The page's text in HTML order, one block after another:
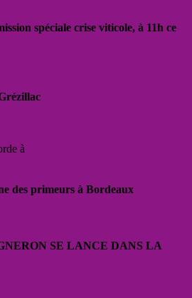
spéciale crise viticole, à 11h ce
à
des primeurs à Bordeaux
SE LANCE DANS LA